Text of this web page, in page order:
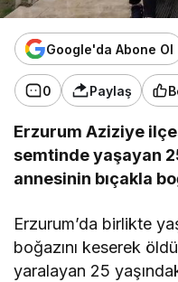
Google'da Abone Ol
0 Paylaş
Erzurum Aziziye
semtinde yaşayan
annesinin bıçakla
Erzurum’da birlikte
boğazını keserek
yaralayan 25